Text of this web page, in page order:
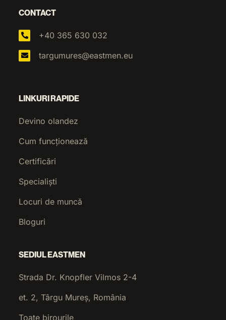
CONTACT
+40 365 630 032
targumures@eastmen.eu
LINKURI RAPIDE
Devino olandez
Cum funcționează
Certificări
Specialiști
Locuri de muncă
Bloguri
SEDIUL EASTMEN
Strada Dr. Knopfler Vilmos 2-4
et. 2, Târgu Mureș, România
Toate birourile